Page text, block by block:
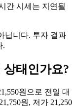
간 시세는 지연될
닙니다. 투자 결과
.
상태인가요?
원으로 전일 대
원, 저가 21,250